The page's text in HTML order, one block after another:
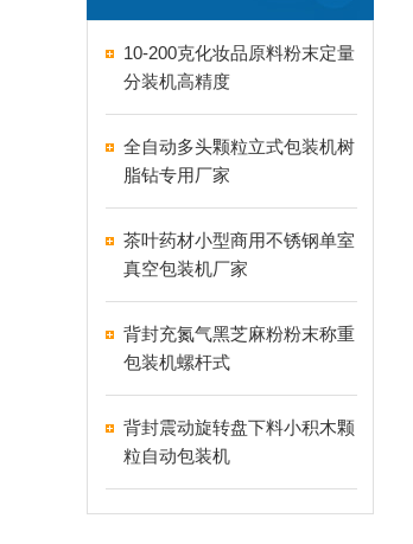
10-200克化妆品原料粉末定量
分装机高精度
全自动多头颗粒立式包装机树
脂钻专用厂家
茶叶药材小型商用不锈钢单室
真空包装机厂家
背封充氮气黑芝麻粉粉末称重
包装机螺杆式
背封震动旋转盘下料小积木颗
粒自动包装机